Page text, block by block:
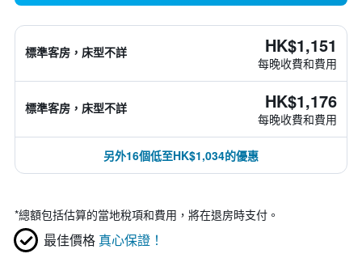
標準客房，床型不詳 HK$1,151
每晚收費和費用
標準客房，床型不詳 HK$1,176
每晚收費和費用
另外16個低至HK$1,034的優惠
*總額包括估算的當地稅項和費用，將在退房時支付。
最佳價格 真心保證！